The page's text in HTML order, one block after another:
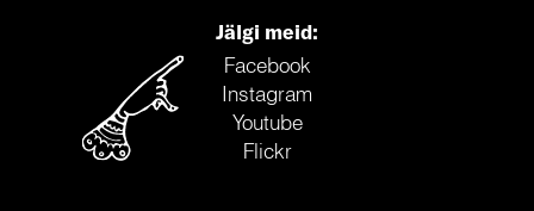
Jälgi meid:
Facebook
Instagram
Youtube
Flickr